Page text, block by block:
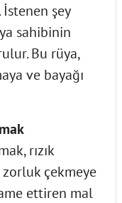
şey
sahibinin
Bu rüya,
ve bayağı
rızık
çekmeye
ettiren mal